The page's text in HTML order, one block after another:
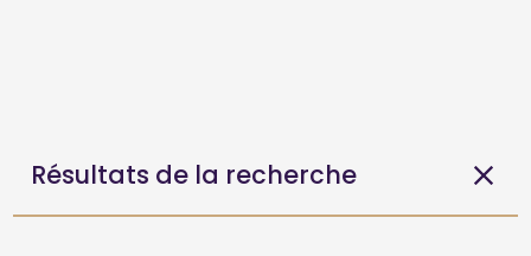
Résultats de la recherche